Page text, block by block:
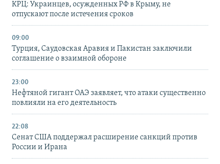
КРЦ: Украинцев, осужденных РФ в Крыму, не
отпускают после истечения сроков
09:00
Турция, Саудовская Аравия и Пакистан заключили
соглашение о взаимной обороне
23:00
Нефтяной гигант ОАЭ заявляет, что атаки существенно
повлияли на его деятельность
22:08
Сенат США поддержал расширение санкций против
России и Ирана